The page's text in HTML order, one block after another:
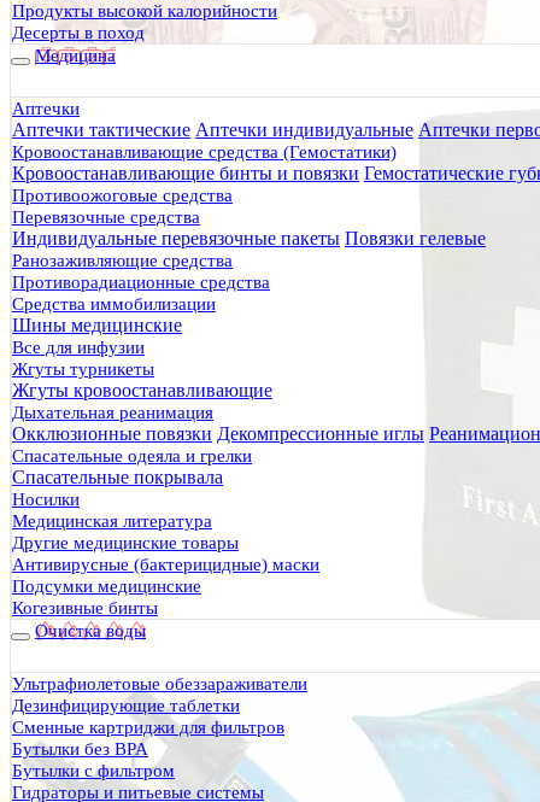
Продукты высокой калорийности
Десерты в поход
Медицина
Аптечки
Аптечки тактические Аптечки индивидуальные Аптечки
Кровоостанавливающие средства (Гемостатики)
Кровоостанавливающие бинты и повязки Гемостатические
Противоожоговые средства
Перевязочные средства
Индивидуальные перевязочные пакеты Повязки гелевые
Ранозаживляющие средства
Противорадиационные средства
Средства иммобилизации
Шины медицинские
Все для инфузии
Жгуты турникеты
Жгуты кровоостанавливающие
Дыхательная реанимация
Окклюзионные повязки Декомпрессионные иглы
Спасательные одеяла и грелки
Спасательные покрывала
Носилки
Медицинская литература
Другие медицинские товары
Антивирусные (бактерицидные) маски
Подсумки медицинские
Когезивные бинты
Очистка воды
Ультрафиолетовые обеззараживатели
Дезинфицирующие таблетки
Сменные картриджи для фильтров
Бутылки без BPA
Бутылки с фильтром
Гидраторы и питьевые системы
Сортировка
сначала дешёвые
сначала дорогие
сначала популярные
Цена, руб
от
до
Бесплатная доставка
Да
Бренд
3M
Adventure Medical Kits
Agilite
Blizzard
Burnshield
Celox
CompoundW
Dakar
EVERSMED
H&H
Israeli First Aid
Micro BVM
North American Rescue
Progressive Medical International
QuikClot
Rhino Rescue
Roosin
SAM medical
SOL